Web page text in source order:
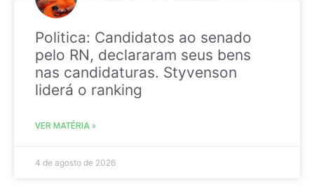
Politica: Candidatos ao senado
pelo RN, declararam seus bens
nas candidaturas. Styvenson
liderá o ranking
VER MATÉRIA »
4 de agosto de 2026